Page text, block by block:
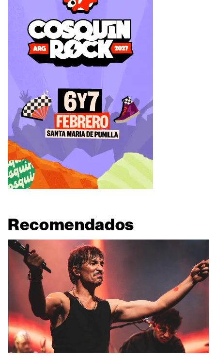
Recomendados